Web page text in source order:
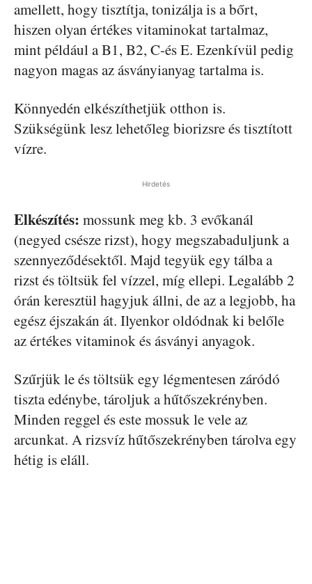
amellett, hogy tisztítja, tonizálja is a bőrt,
hiszen olyan értékes vitaminokat tartalmaz,
mint például a B1, B2, C-és E. Ezenkívül pedig
nagyon magas az ásványianyag tartalma is.
Könnyedén elkészíthetjük otthon is.
Szükségünk lesz lehetőleg biorizsre és tisztított
vízre.
Hirdetés
Elkészítés: mossunk meg kb. 3 evőkanál
(negyed csésze rizst), hogy megszabaduljunk a
szennyeződésektől. Majd tegyük egy tálba a
rizst és töltsük fel vízzel, míg ellepi. Legalább 2
órán keresztül hagyjuk állni, de az a legjobb, ha
egész éjszakán át. Ilyenkor oldódnak ki belőle
az értékes vitaminok és ásványi anyagok.
Szűrjük le és töltsük egy légmentesen záródó
tiszta edénybe, tároljuk a hűtőszekrényben.
Minden reggel és este mossuk le vele az
arcunkat. A rizsvíz hűtőszekrényben tárolva egy
hétig is eláll.